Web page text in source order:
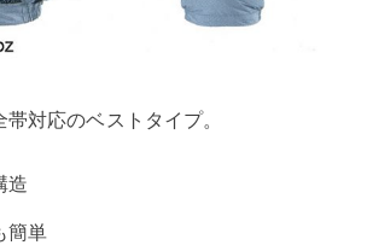
対応のベストタイプ。
造
簡単